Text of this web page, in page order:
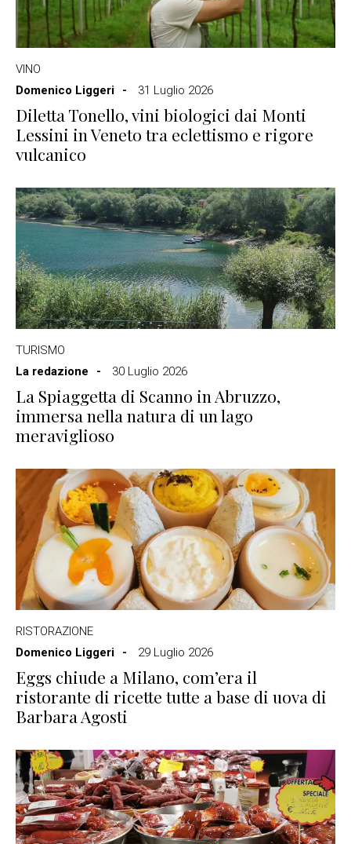
VINO
Domenico Liggeri
31 Luglio 2026
Diletta Tonello, vini biologici dai Monti
Lessini in Veneto tra eclettismo e rigore
vulcanico
TURISMO
La redazione
30 Luglio 2026
La Spiaggetta di Scanno in Abruzzo,
immersa nella natura di un lago
meraviglioso
RISTORAZIONE
Domenico Liggeri
29 Luglio 2026
Eggs chiude a Milano, com’era il
ristorante di ricette tutte a base di uova di
Barbara Agosti